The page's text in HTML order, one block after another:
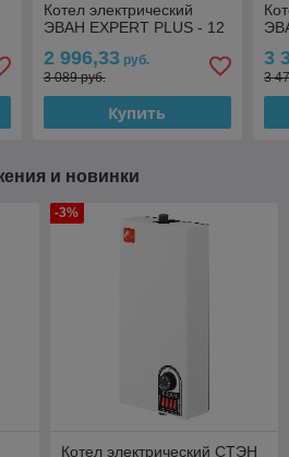
Котел электрический
ЭВАН EXPERT PLUS - 12
2 996,33руб.
3 089 руб.
Купить
3
3
и новинки
-3%
Котел электрический СТЭН